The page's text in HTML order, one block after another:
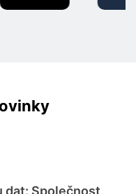
dat: Společnost